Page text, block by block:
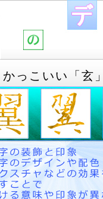
っこいい「玄